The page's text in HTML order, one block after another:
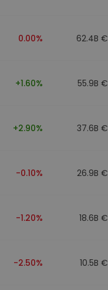
0.00% 62.4B €
+1.60% 55.9B €
+2.90% 37.6B €
-0.10% 26.9B €
-1.20% 18.6B €
-2.50% 10.5B €